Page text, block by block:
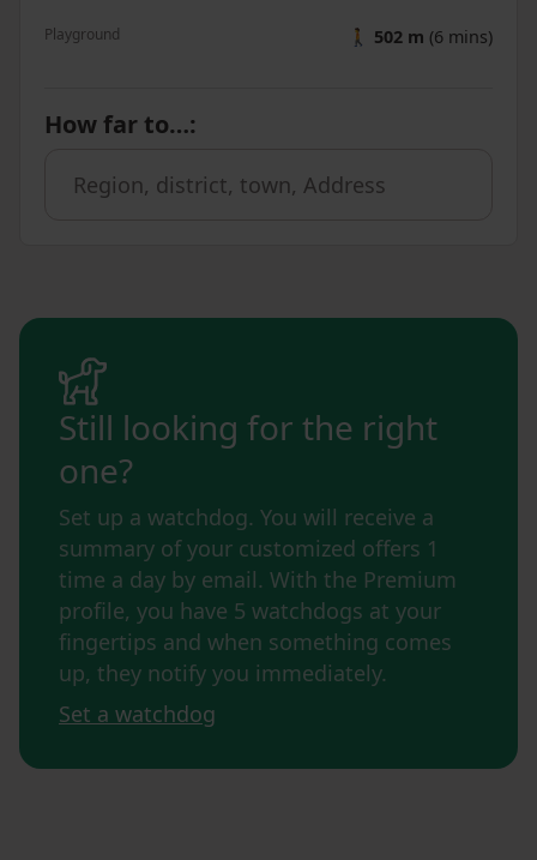
Playground 🚶 502 m (6 mins)
How far to…:
Still looking for the right
one?
Set up a watchdog. You will receive a
summary of your customized offers 1
time a day by email. With the Premium
profile, you have 5 watchdogs at your
fingertips and when something comes
up, they notify you immediately.
Set a watchdog